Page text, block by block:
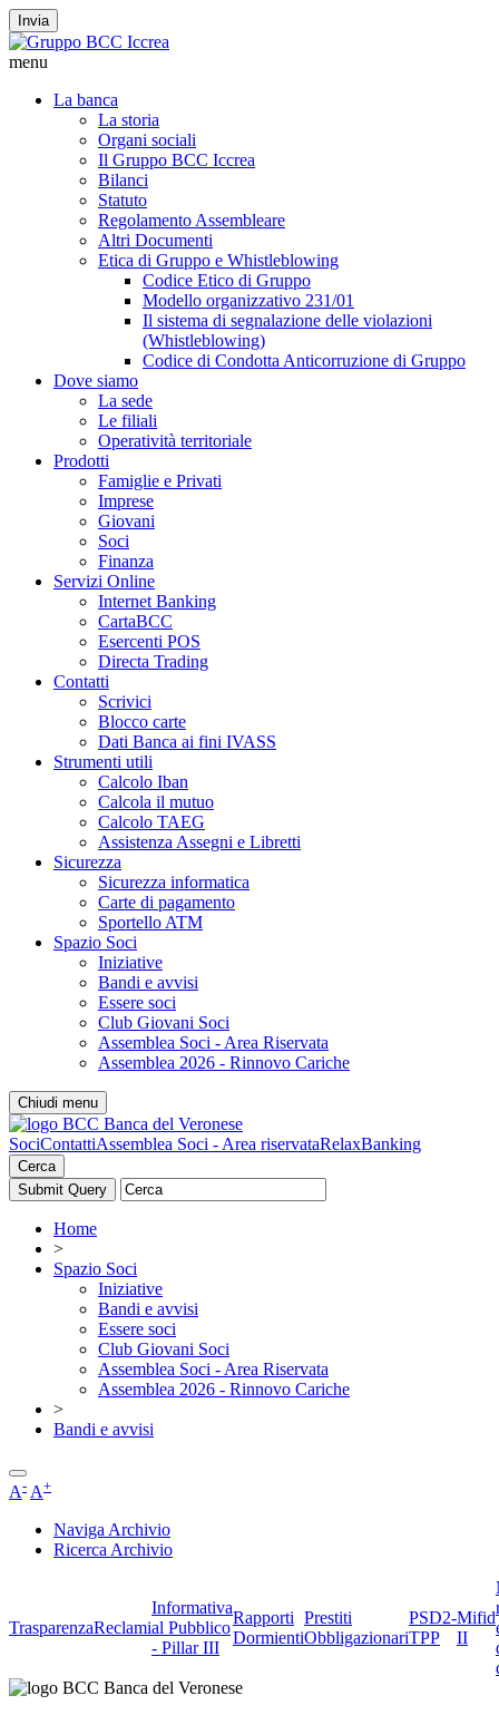
Invia
menu
La banca
La storia
Organi sociali
Il Gruppo BCC Iccrea
Bilanci
Statuto
Regolamento Assembleare
Altri Documenti
Etica di Gruppo e Whistleblowing
Codice Etico di Gruppo
Modello organizzativo 231/01
Il sistema di segnalazione delle violazioni
(Whistleblowing)
Codice di Condotta Anticorruzione di Gruppo
Dove siamo
La sede
Le filiali
Operatività territoriale
Prodotti
Famiglie e Privati
Imprese
Giovani
Soci
Finanza
Servizi Online
Internet Banking
CartaBCC
Esercenti POS
Directa Trading
Contatti
Scrivici
Blocco carte
Dati Banca ai fini IVASS
Strumenti utili
Calcolo Iban
Calcola il mutuo
Calcolo TAEG
Assistenza Assegni e Libretti
Sicurezza
Sicurezza informatica
Carte di pagamento
Sportello ATM
Spazio Soci
Iniziative
Bandi e avvisi
Essere soci
Club Giovani Soci
Assemblea Soci - Area Riservata
Assemblea 2026 - Rinnovo Cariche
Chiudi menu
SociContattiAssemblea Soci - Area riservataRelaxBanking
Cerca
Home
>
Spazio Soci
Iniziative
Bandi e avvisi
Essere soci
Club Giovani Soci
Assemblea Soci - Area Riservata
Assemblea 2026 - Rinnovo Cariche
>
Bandi e avvisi
A- A+
Naviga Archivio
Ricerca Archivio
TrasparenzaReclami
Informativa
al Pubblico
- Pillar III
Rapporti
Dormienti
Prestiti
Obbligazionari
PSD2-
TPP
Mifid
II